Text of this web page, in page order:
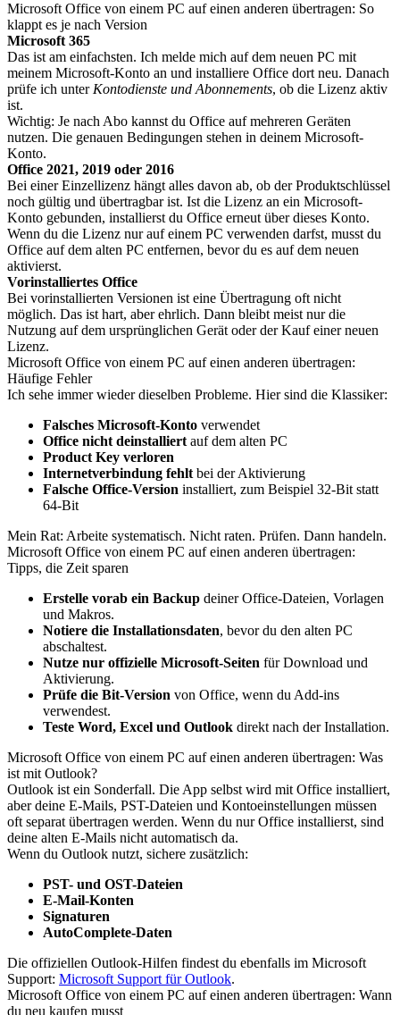
Microsoft Office von einem PC auf einen anderen übertragen: So
klappt es je nach Version
Microsoft 365
Das ist am einfachsten. Ich melde mich auf dem neuen PC mit
meinem Microsoft-Konto an und installiere Office dort neu. Danach
prüfe ich unter Kontodienste und Abonnements, ob die Lizenz aktiv
ist.
Wichtig: Je nach Abo kannst du Office auf mehreren Geräten
nutzen. Die genauen Bedingungen stehen in deinem Microsoft-
Konto.
Office 2021, 2019 oder 2016
Bei einer Einzellizenz hängt alles davon ab, ob der Produktschlüssel
noch gültig und übertragbar ist. Ist die Lizenz an ein Microsoft-
Konto gebunden, installierst du Office erneut über dieses Konto.
Wenn du die Lizenz nur auf einem PC verwenden darfst, musst du
Office auf dem alten PC entfernen, bevor du es auf dem neuen
aktivierst.
Vorinstalliertes Office
Bei vorinstallierten Versionen ist eine Übertragung oft nicht
möglich. Das ist hart, aber ehrlich. Dann bleibt meist nur die
Nutzung auf dem ursprünglichen Gerät oder der Kauf einer neuen
Lizenz.
Microsoft Office von einem PC auf einen anderen übertragen:
Häufige Fehler
Ich sehe immer wieder dieselben Probleme. Hier sind die Klassiker:
Falsches Microsoft-Konto verwendet
Office nicht deinstalliert auf dem alten PC
Product Key verloren
Internetverbindung fehlt bei der Aktivierung
Falsche Office-Version installiert, zum Beispiel 32-Bit statt
64-Bit
Mein Rat: Arbeite systematisch. Nicht raten. Prüfen. Dann handeln.
Microsoft Office von einem PC auf einen anderen übertragen:
Tipps, die Zeit sparen
Erstelle vorab ein Backup deiner Office-Dateien, Vorlagen
und Makros.
Notiere die Installationsdaten, bevor du den alten PC
abschaltest.
Nutze nur offizielle Microsoft-Seiten für Download und
Aktivierung.
Prüfe die Bit-Version von Office, wenn du Add-ins
verwendest.
Teste Word, Excel und Outlook direkt nach der Installation.
Microsoft Office von einem PC auf einen anderen übertragen: Was
ist mit Outlook?
Outlook ist ein Sonderfall. Die App selbst wird mit Office installiert,
aber deine E-Mails, PST-Dateien und Kontoeinstellungen müssen
oft separat übertragen werden. Wenn du nur Office installierst, sind
deine alten E-Mails nicht automatisch da.
Wenn du Outlook nutzt, sichere zusätzlich:
PST- und OST-Dateien
E-Mail-Konten
Signaturen
AutoComplete-Daten
Die offiziellen Outlook-Hilfen findest du ebenfalls im Microsoft
Support: Microsoft Support für Outlook.
Microsoft Office von einem PC auf einen anderen übertragen: Wann
du neu kaufen musst